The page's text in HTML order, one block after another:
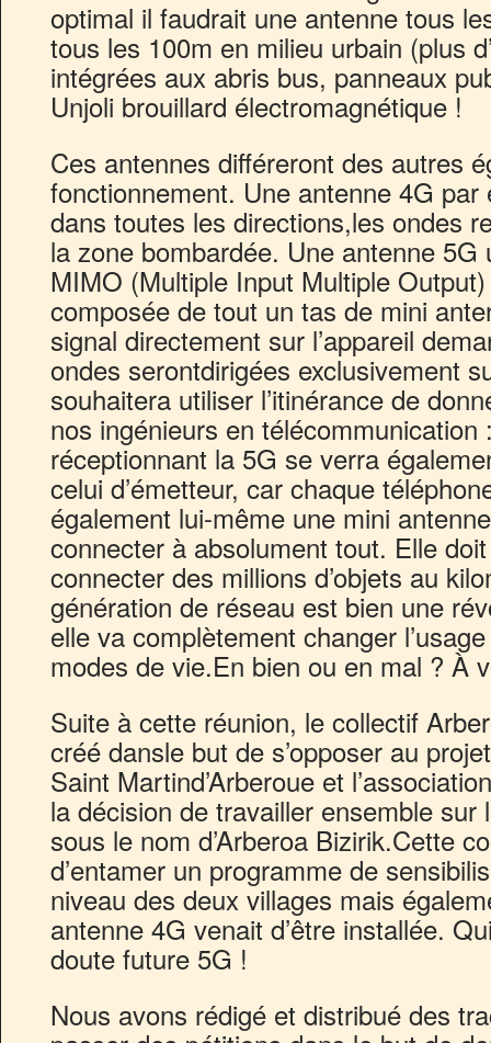
optimal il faudrait une antenne tous
tous les 100m en milieu urbain (plus
intégrées aux abris bus, panneaux
Unjoli brouillard électromagnétique !
Ces antennes différeront des autres
fonctionnement. Une antenne 4G par
dans toutes les directions,les ondes
la zone bombardée. Une antenne 5G
MIMO (Multiple Input Multiple
composée de tout un tas de mini
signal directement sur l’appareil
ondes serontdirigées exclusivement
souhaitera utiliser l’itinérance de
nos ingénieurs en télécommunication
réceptionnant la 5G se verra
celui d’émetteur, car chaque
également lui-même une mini
connecter à absolument tout. Elle
connecter des millions d’objets au
génération de réseau est bien une
elle va complètement changer
modes de vie.En bien ou en mal ? À
Suite à cette réunion, le collectif
créé dansle but de s’opposer au
Saint Martind’Arberoue et
la décision de travailler ensemble
sous le nom d’Arberoa Bizirik.Cette
d’entamer un programme de
niveau des deux villages mais
antenne 4G venait d’être installée.
doute future 5G !
Nous avons rédigé et distribué des